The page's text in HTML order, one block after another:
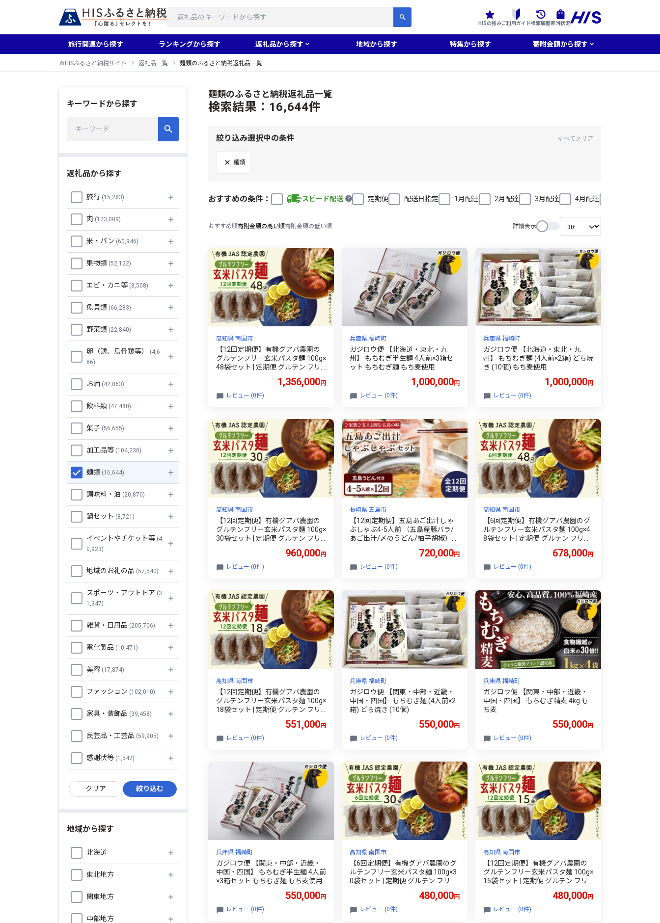
HISの強みご利用ガイド検索履歴寄附状況
旅行関連から探す ランキングから探す 返礼品から探す 地域から探す 特集から探す 寄附金額から探す
HISふるさと納税サイト 返礼品一覧 麺類のふるさと納税返礼品一覧
麺類のふるさと納税返礼品一覧
検索結果：16,644件
絞り込み選択中の条件 すべてクリア
麺類
おすすめの条件： スピード配送 定期便 配送日指定 1月配達 2月配達 3月配達 4月配達
おすすめ順寄附金額の高い順寄附金額の低い順 詳細表示
高知県 南国市
【12回定期便】有機グアバ農園の
グルテンフリー玄米パスタ麺 100g×
48袋セット | 定期便 グルテン フリ
ん パスタ 人気 おすすめ 有機JAS認
定農園 高知県 南国市
1,356,000円
レビュー (0件)
兵庫県 福崎町
ガジロウ便 【北海道・東北・九
州】 もちむぎ半生麺 4人前×3箱セ
ット もちむぎ麵 もち麦使用
1,000,000円
レビュー (0件)
兵庫県 福崎町
ガジロウ便 【北海道・東北・九
州】 もちむぎ麺 (4人前×2箱) どら焼
き (10個) もち麦使用
1,000,000円
レビュー (0件)
高知県 南国市
【12回定期便】有機グアバ農園の
グルテンフリー玄米パスタ麺 100g×
30袋セット | 定期便 グルテン フリ
ん パスタ 人気 おすすめ 有機JAS認
定農園 高知県 南国市
960,000円
レビュー (0件)
長崎県 五島市
【12回定期便】五島あご出汁しゃ
ぶしゃぶ4-5人前 （五島産豚バラ/
あご出汁/〆のうどん/柚子胡椒）
うどん 豚肉 出汁 お鍋 なべ 鍋
720,000円
レビュー (0件)
高知県 南国市
【6回定期便】有機グアバ農園のグ
ルテンフリー玄米パスタ麺 100g×4
8袋セット | 定期便 グルテン フリー
パスタ 人気 おすすめ 有機JAS認定
農園 高知県 南国市
678,000円
レビュー (0件)
高知県 南国市
【12回定期便】有機グアバ農園の
グルテンフリー玄米パスタ麺 100g×
18袋セット | 定期便 グルテン フリ
ん パスタ 人気 おすすめ 有機JAS認
定農園 高知県 南国市
551,000円
レビュー (0件)
兵庫県 福崎町
ガジロウ便 【関東・中部・近畿・
中国・四国】 もちむぎ麺 (4人前×2
箱) どら焼き (10個)
550,000円
レビュー (0件)
兵庫県 福崎町
ガジロウ便 【関東・中部・近畿・
中国・四国】 もちむぎ精麦 4kg も
ち麦
550,000円
レビュー (0件)
兵庫県 福崎町
ガジロウ便 【関東・中部・近畿・
中国・四国】 もちむぎ半生麺 4人前
×3箱セット もちむぎ麺 もち麦使用
550,000円
レビュー (0件)
高知県 南国市
【6回定期便】有機グアバ農園のグ
ルテンフリー玄米パスタ麺 100g×3
0袋セット | 定期便 グルテン フリー
パスタ 人気 おすすめ 有機JAS認定
農園 高知県 南国市
480,000円
レビュー (0件)
高知県 南国市
【12回定期便】有機グアバ農園の
グルテンフリー玄米パスタ麺 100g×
15袋セット | 定期便 グルテン フリ
ん パスタ 人気 おすすめ 有機JAS認
定農園 高知県 南国市
480,000円
レビュー (0件)
キーワードから探す
返礼品から探す
旅行 (15,283)
肉 (123,009)
米・パン (60,946)
果物類 (52,122)
エビ・カニ等 (8,508)
魚貝類 (66,283)
野菜類 (22,840)
卵（鶏、烏骨鶏等）
(4,6
86)
お酒 (42,863)
飲料類 (47,480)
菓子 (56,655)
加工品等 (104,230)
麺類 (16,644)
調味料・油 (20,870)
鍋セット (8,721)
イベントやチケット等 (4
0,923)
地域のお礼の品 (57,540)
スポーツ・アウトドア (3
1,347)
雑貨・日用品 (205,706)
電化製品 (10,471)
美容 (17,874)
ファッション (102,010)
家具・装飾品 (39,458)
民芸品・工芸品 (59,905)
感謝状等 (1,542)
地域から探す
北海道
東北地方
関東地方
中部地方